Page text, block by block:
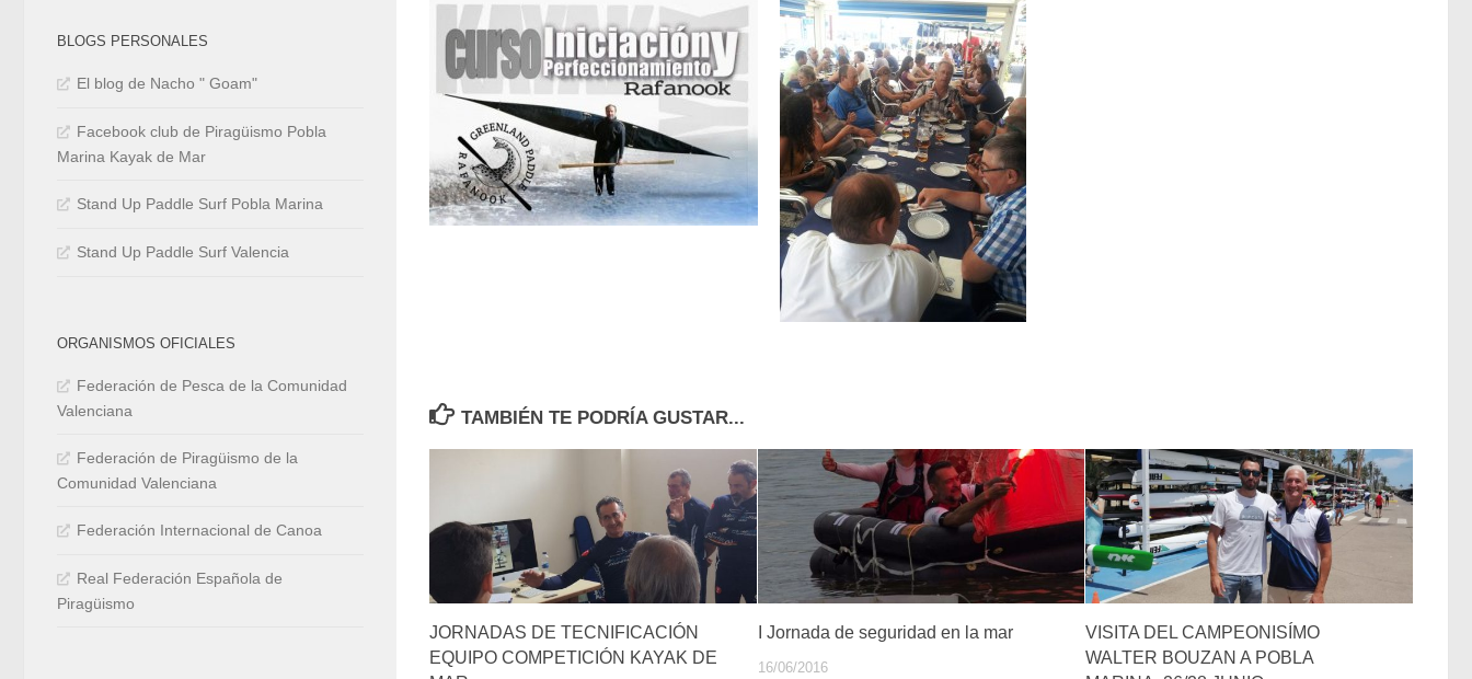
TAMBIÉN TE PODRÍA GUSTAR...
JORNADAS DE TECNIFICACIÓN
EQUIPO COMPETICIÓN KAYAK DE
I Jornada de seguridad en la mar
16/06/2016
VISITA DEL CAMPEONISÍMO
WALTER BOUZAN A POBLA
BLOGS PERSONALES
El blog de Nacho " Goam"
Facebook club de Piragüismo Pobla
Marina Kayak de Mar
Stand Up Paddle Surf Pobla Marina
Stand Up Paddle Surf Valencia
ORGANISMOS OFICIALES
Federación de Pesca de la Comunidad
Valenciana
Federación de Piragüismo de la
Comunidad Valenciana
Federación Internacional de Canoa
Real Federación Española de
Piragüismo